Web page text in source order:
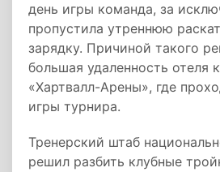
день игры команда, за
пропустила утреннюю
зарядку. Причиной такого
большая удаленность отеля
«Хартвалл-Арены», где
игры турнира.
Тренерский штаб
решил разбить клубные